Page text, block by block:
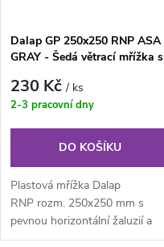
Dalap GP 250x250 RNP ASA
GRAY - Šedá větrací mřížka s
230 Kč/ ks
2-3 pracovní dny
DO KOŠÍKU
Plastová mřížka Dalap
RNP rozm. 250x250 mm s
pevnou horizontální žaluzií a
posuvnou vertikální žaluzií...